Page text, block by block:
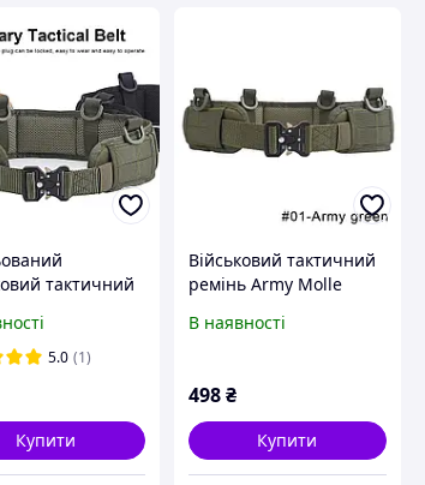
тактичний
5.0 (1)
Купити
Військовий тактичний
ремінь Army Molle
В наявності
498₴
Купити